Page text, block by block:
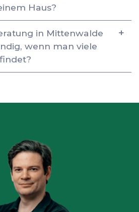
Haus?
in Mittenwalde
wenn man viele